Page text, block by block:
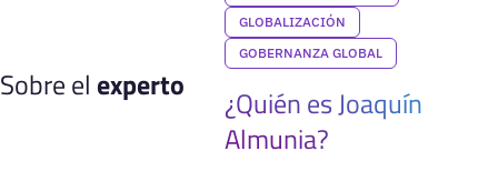
GLOBALIZACIÓN
GOBERNANZA GLOBAL
Sobre el experto
¿Quién es Joaquín
Almunia?